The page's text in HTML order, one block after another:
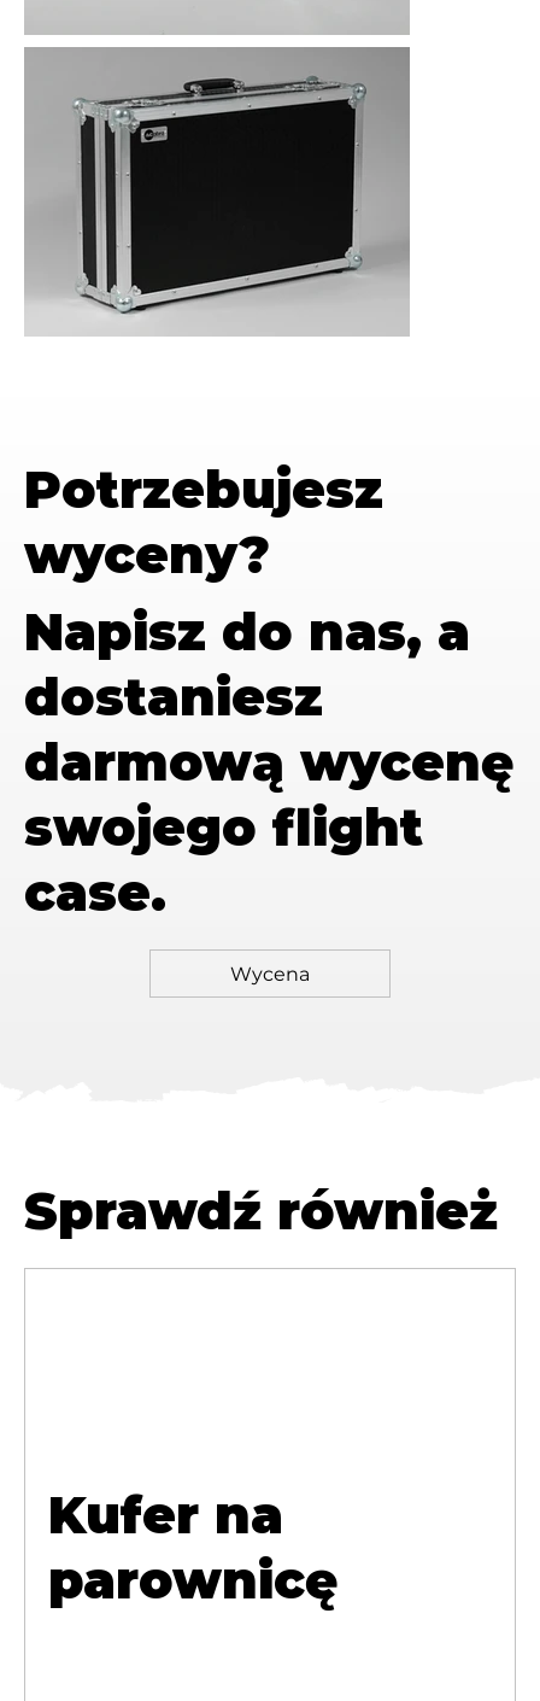
Potrzebujesz
wyceny?
Napisz do nas, a
dostaniesz
darmową wycenę
swojego flight
case.
Sprawdź również
Kufer na
parownicę